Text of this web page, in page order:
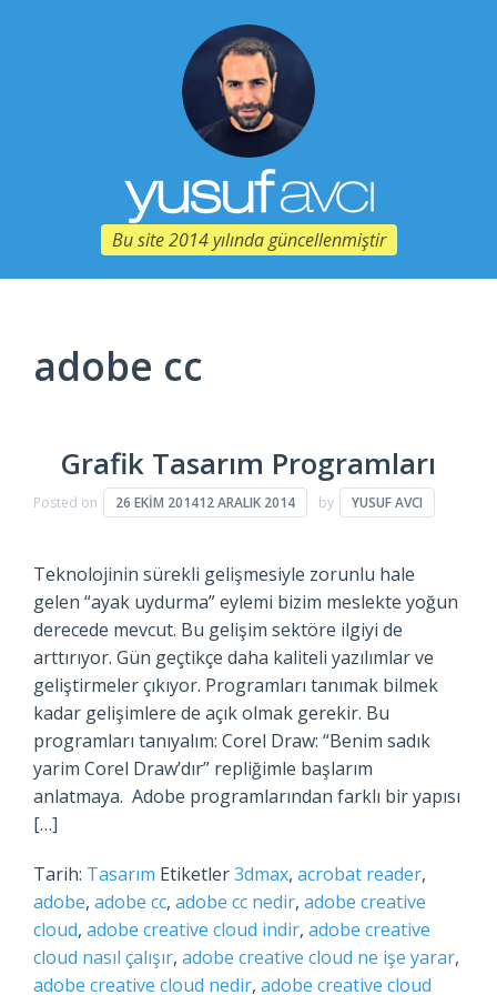
Bu site 2014 yılında güncellenmiştir
adobe cc
Grafik Tasarım Programları
Posted on 26 EKIM 201412 ARALIK 2014 by YUSUF AVCI
Teknolojinin sürekli gelişmesiyle zorunlu hale
gelen “ayak uydurma” eylemi bizim meslekte yoğun
derecede mevcut. Bu gelişim sektöre ilgiyi de
arttırıyor. Gün geçtikçe daha kaliteli yazılımlar ve
geliştirmeler çıkıyor. Programları tanımak bilmek
kadar gelişimlere de açık olmak gerekir. Bu
programları tanıyalım: Corel Draw: “Benim sadık
yarim Corel Draw’dır” repliğimle başlarım
anlatmaya. Adobe programlarından farklı bir yapısı
[…]
Tarih: Tasarım Etiketler3dmax, acrobat reader,
adobe, adobe cc, adobe cc nedir, adobe creative
cloud, adobe creative cloud indir, adobe creative
cloud nasıl çalışır, adobe creative cloud ne işe yarar,
adobe creative cloud nedir, adobe creative cloud